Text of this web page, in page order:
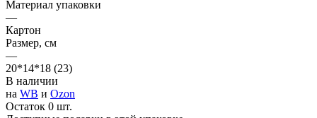
Материал упаковки
—
Картон
Размер, см
—
20*14*18 (23)
В наличии
на WB и Ozon
Остаток 0 шт.